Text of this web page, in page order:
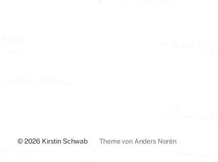
© 2026 Kirstin Schwab Theme von Anders Norén